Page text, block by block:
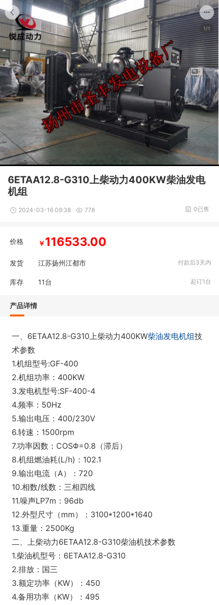
1/1
6ETAA12.8-G310上柴动力400KW柴油发电
机组
2024-03-16 09:38 778 0已售
价格 ￥116533.00
发货 江苏扬州江都市 付款后3天内
库存 11台 起订1台
产品详情
一、6ETAA12.8-G310上柴动力400KW柴油发电机组技
术参数
1.机组型号:GF-400
2.机组功率：400KW
3.发电机型号:SF-400-4
4.频率：50Hz
5.输出电压：400/230V
6.转速：1500rpm
7.功率因数：COSΦ=0.8（滞后）
8.机组燃油耗(L/h)：102.1
9.输出电流（A）：720
10.相数/线数：三相四线
11.噪声LP7m：96db
12.外型尺寸（mm）：3100*1200*1640
13.重量：2500Kg
二、上柴动力6ETAA12.8-G310柴油机技术参数
1.柴油机型号：6ETAA12.8-G310
2.排放：国三
3.额定功率（KW）：450
4.备用功率（KW）：495